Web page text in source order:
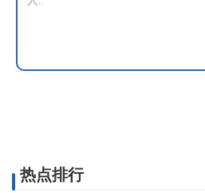
热点排行